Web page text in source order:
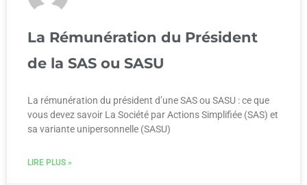
La Rémunération du Président
de la SAS ou SASU
La rémunération du président d’une SAS ou SASU : ce que
vous devez savoir La Société par Actions Simplifiée (SAS) et
sa variante unipersonnelle (SASU)
LIRE PLUS »